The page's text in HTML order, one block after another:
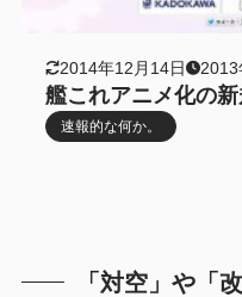
2014年12月14日 2013
艦これアニメ化の
速報的な何か。
「対空」や「